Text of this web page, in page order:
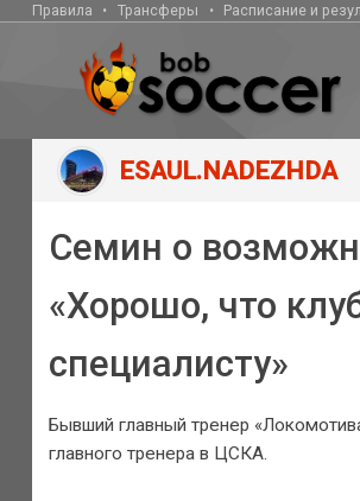
Правила Трансферы Расписание и
ESAUL.NADEZHDA
Семин о
«Хорошо, что
специалисту»
Бывший главный тренер
главного тренера в ЦСКА.